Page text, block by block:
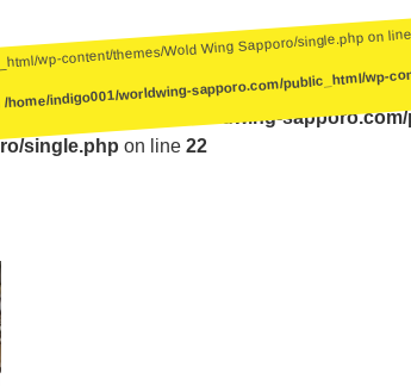
in
/home/indigo001/worldwing-
single.php on line 22
wp-content/themes/Wold Wing Sapporo/single.php on
/home/indigo001/worldwing-sapporo.com/public_html/wp-